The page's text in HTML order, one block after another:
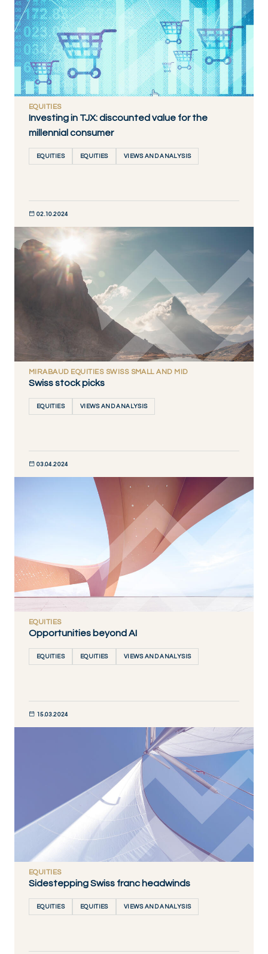
EQUITIES
Investing in TJX: discounted value for the
millennial consumer
EQUITIES EQUITIES VIEWS AND ANALYSIS
02.10.2024
DÉCOUVRIR MAINTENANT
MIRABAUD EQUITIES SWISS SMALL AND MID
Swiss stock picks
EQUITIES VIEWS AND ANALYSIS
03.04.2024
DÉCOUVRIR MAINTENANT
EQUITIES
Opportunities beyond AI
EQUITIES EQUITIES VIEWS AND ANALYSIS
15.03.2024
EQUITIES
Sidestepping Swiss franc headwinds
EQUITIES EQUITIES VIEWS AND ANALYSIS